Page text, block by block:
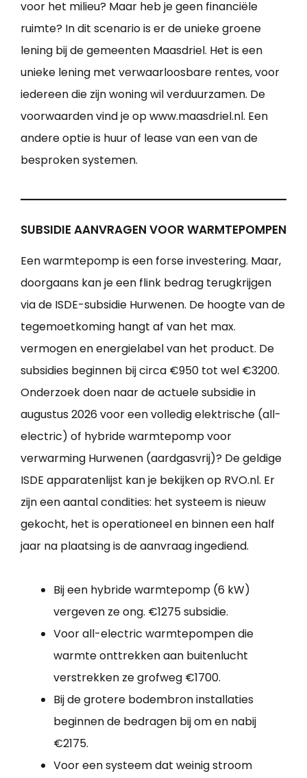
voor het milieu? Maar heb je geen financiële
ruimte? In dit scenario is er de unieke groene
lening bij de gemeenten Maasdriel. Het is een
unieke lening met verwaarloosbare rentes, voor
iedereen die zijn woning wil verduurzamen. De
voorwaarden vind je op www.maasdriel.nl. Een
andere optie is huur of lease van een van de
besproken systemen.
SUBSIDIE AANVRAGEN VOOR WARMTEPOMPEN
Een warmtepomp is een forse investering. Maar,
doorgaans kan je een flink bedrag terugkrijgen
via de ISDE-subsidie Hurwenen. De hoogte van de
tegemoetkoming hangt af van het max.
vermogen en energielabel van het product. De
subsidies beginnen bij circa €950 tot wel €3200.
Onderzoek doen naar de actuele subsidie in
augustus 2026 voor een volledig elektrische (all-
electric) of hybride warmtepomp voor
verwarming Hurwenen (aardgasvrij)? De geldige
ISDE apparatenlijst kan je bekijken op RVO.nl. Er
zijn een aantal condities: het systeem is nieuw
gekocht, het is operationeel en binnen een half
jaar na plaatsing is de aanvraag ingediend.
Bij een hybride warmtepomp (6 kW)
vergeven ze ong. €1275 subsidie.
Voor all-electric warmtepompen die
warmte onttrekken aan buitenlucht
verstrekken ze grofweg €1700.
Bij de grotere bodembron installaties
beginnen de bedragen bij om en nabij
€2175.
Voor een systeem dat weinig stroom